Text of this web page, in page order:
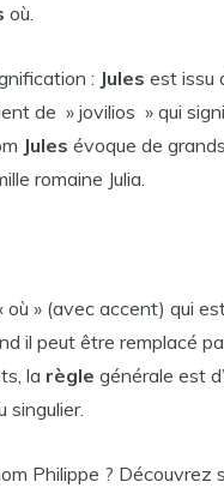
où.
: Jules est issu
de » jovilios » qui
Jules évoque de
romaine Julia.
» (avec accent) qui
il peut être remplacé
la règle générale est
singulier.
Philippe ? Découvrez